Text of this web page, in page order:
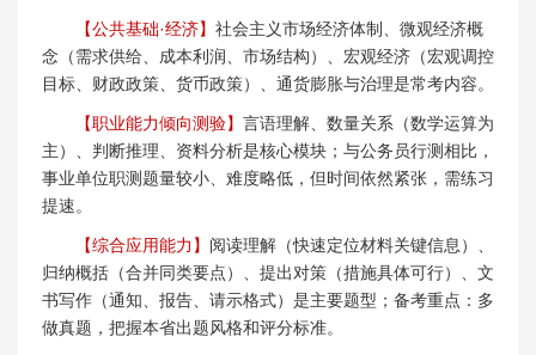
【公共基础·经济】 社会主义市场经济体制、微观经济概
念（需求供给、成本利润、市场结构）、宏观经济（宏观调控
目标、财政政策、货币政策）、通货膨胀与治理是常考内容。
【职业能力倾向测验】 言语理解、数量关系（数学运算为
主）、判断推理、资料分析是核心模块；与公务员行测相比，
事业单位职测题量较小、难度略低，但时间依然紧张，需练习
提速。
【综合应用能力】 阅读理解（快速定位材料关键信息）、
归纳概括（合并同类要点）、提出对策（措施具体可行）、文
书写作（通知、报告、请示格式）是主要题型；备考重点：多
做真题，把握本省出题风格和评分标准。